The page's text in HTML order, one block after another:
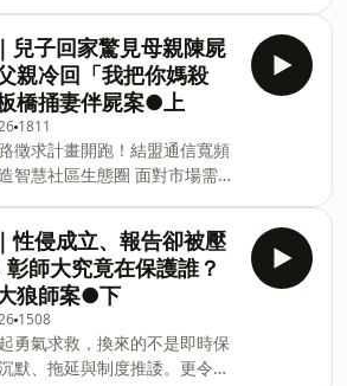
、或是傳統公寓變身智慧樓
gNvxdp 歡迎撥打專線
２２１１－９５，或填單
VbhRUT1eqPo3ECHM6
人與您聯絡 1998年，林
棟透天厝門縫流出鮮血，屋內
遭殘忍殺害。現場沒有撬門、
警犬般警覺的家犬也整夜未
象都指向熟人犯案。警方靠一
，試圖爭取自首減刑。從染血
證詞到精神鑑定，法院逐一拆
。這起案件不只是一場法庭攻
一個家庭長年未被看見的控制
血的項鍊
(00:13:43) 沒有悔意
GZts55RPuF 📢 加入
聊天 https://bit.ly/3pYILCc
podcast@ettoday.net
兒子回家驚見母親陳屍
親冷回「我把你媽殺
橋捅妻伴屍案●上
1811
徵求計畫開跑！結盟通信寬頻
區生態圈 面對市場需求
畫，盼攜手跨產業夥伴，從既有
伸出新商機。這次與二類電信
頻電信合作，就是其中一項成
方從社區寬頻服務出發，進一
保好生活」與中保智慧樓管，
不只提供上網，也成為智慧社
入口，對社區用戶來說，也能
性侵成立、報告卻被壓
師大究竟在保護誰？
狼師案●下
1508
勇氣求救，換來的不是即時保
默、拖延與制度推諉。更令人